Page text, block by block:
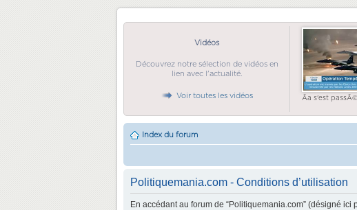
Vidéos
Découvrez notre sélection de vidéos en
lien avec l'actualité.
Voir toutes les vidéos Ãa s'est
Index du forum
Politiquemania.com - Conditions d’utilisation
En accédant au forum de “Politiquemania.com” (désigné ici